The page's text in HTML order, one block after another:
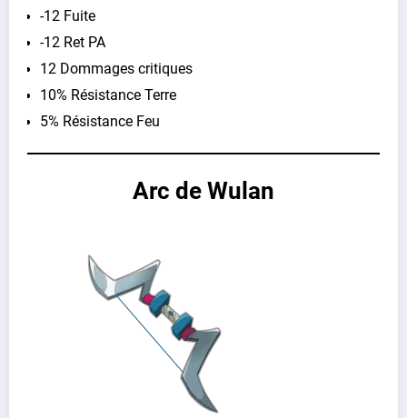
-12 Fuite
-12 Ret PA
12 Dommages critiques
10% Résistance Terre
5% Résistance Feu
Arc de Wulan